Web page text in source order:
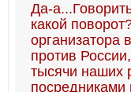
Да-
какой
организатора
против
тысячи наших
посредниками